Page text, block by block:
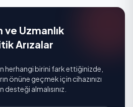
ve Uzmanlık
Arızalar
herhangi birini fark ettiğinizde,
önüne geçmek için cihazınızı
almalısınız.